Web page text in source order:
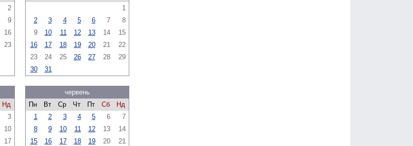
2
9
16
23
1
2
3 4 5 6 7
8
9
10 11 12 13 14
15
16
17 18 19 20 21
22
23
24 25 26 27 28
29
30
31
Нд
3
10
17
червень
Пн
Вт Ср Чт Пт Сб
Нд
1
2 3 4 5 6
7
8
9 10 11 12 13
14
15
16 17 18 19 20
21